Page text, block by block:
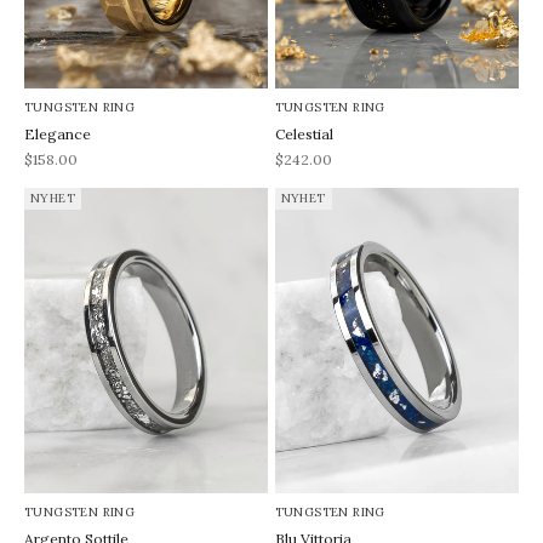
TUNGSTEN RING
Elegance
REA-pris
$158.00
TUNGSTEN RING
Celestial
REA-pris
$242.00
NYHET
TUNGSTEN RING
Argento Sottile
NYHET
TUNGSTEN RING
Blu Vittoria